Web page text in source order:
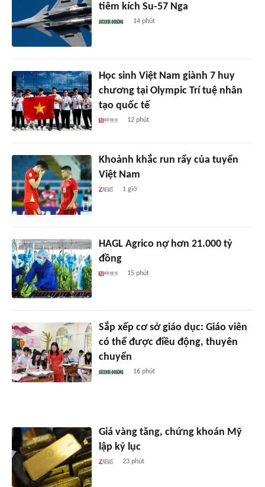
tiêm kích Su-57 Nga
14 phút
Học sinh Việt Nam giành 7 huy
chương tại Olympic Trí tuệ nhân
tạo quốc tế
12 phút
Khoảnh khắc run rẩy của tuyển
Việt Nam
1 giờ
HAGL Agrico nợ hơn 21.000 tỷ
đồng
15 phút
Sắp xếp cơ sở giáo dục: Giáo viên
có thể được điều động, thuyên
chuyển
16 phút
Giá vàng tăng, chứng khoán Mỹ
lập kỷ lục
23 phút